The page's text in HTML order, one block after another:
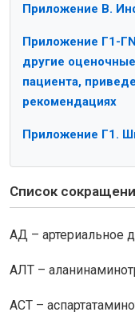
Приложение В.
Приложение Г1-
другие
пациента,
рекомендациях
Приложение Г1.
Список
АД – артериальное
АЛТ –
АСТ –